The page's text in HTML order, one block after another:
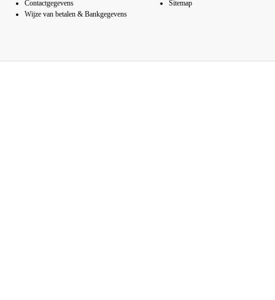
Contactgegevens
Wijze van betalen & Bankgegevens
Sitemap